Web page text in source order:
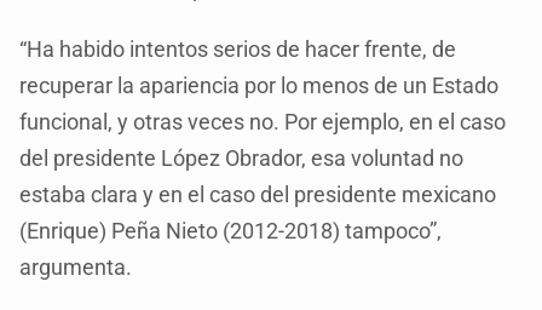
“Ha habido intentos serios de hacer frente, de
recuperar la apariencia por lo menos de un Estado
funcional, y otras veces no. Por ejemplo, en el caso
del presidente López Obrador, esa voluntad no
estaba clara y en el caso del presidente mexicano
(Enrique) Peña Nieto (2012-2018) tampoco”,
argumenta.